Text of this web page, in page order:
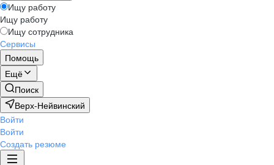
Ищу работу
Ищу работу
Ищу сотрудника
Сервисы
Помощь
Ещё
Поиск
Верх-Нейвинский
Войти
Войти
Создать резюме